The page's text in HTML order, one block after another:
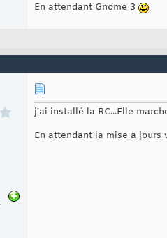
En attendant Gnome 3
j'ai installé la RC...Elle
En attendant la mise a jours